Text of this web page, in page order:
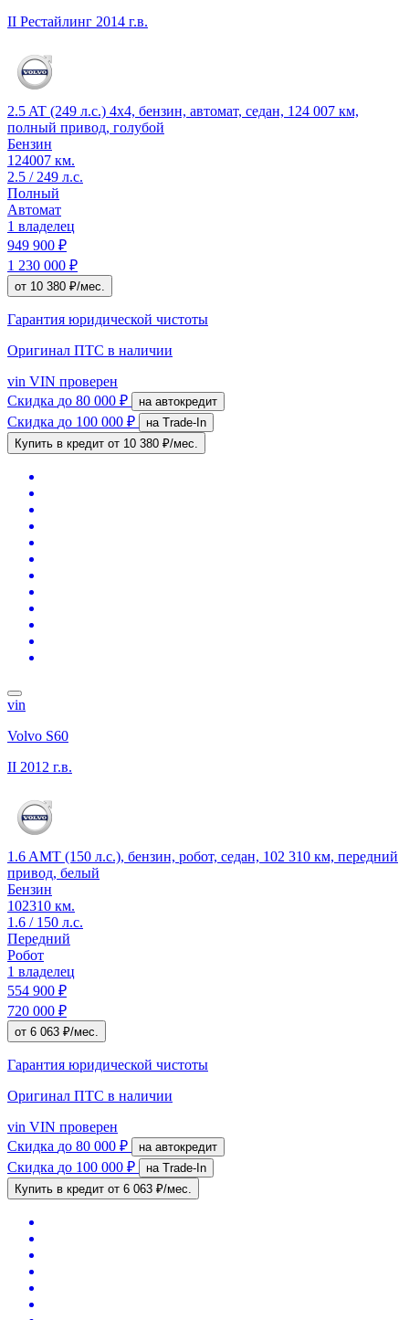
II Рестайлинг 2014 г.в.
2.5 AT (249 л.с.) 4x4, бензин, автомат, седан, 124 007 км,
полный привод, голубой
Бензин
124007 км.
2.5 / 249 л.с.
Полный
Автомат
1 владелец
949 900 ₽
1 230 000 ₽
от 10 380 ₽/мес.
Гарантия юридической чистоты
Оригинал ПТС в наличии
vin VIN проверен
Скидка до 80 000 ₽ на автокредит
Скидка до 100 000 ₽
на Trade-In
Купить в кредит от 10 380 ₽/мес.
vin
Volvo S60
II 2012 г.в.
1.6 AMT (150 л.с.), бензин, робот, седан, 102 310 км, передний
привод, белый
Бензин
102310 км.
1.6 / 150 л.с.
Передний
Робот
1 владелец
554 900 ₽
720 000 ₽
от 6 063 ₽/мес.
Гарантия юридической чистоты
Оригинал ПТС в наличии
vin VIN проверен
Скидка до 80 000 ₽ на автокредит
Скидка до 100 000 ₽
на Trade-In
Купить в кредит от 6 063 ₽/мес.